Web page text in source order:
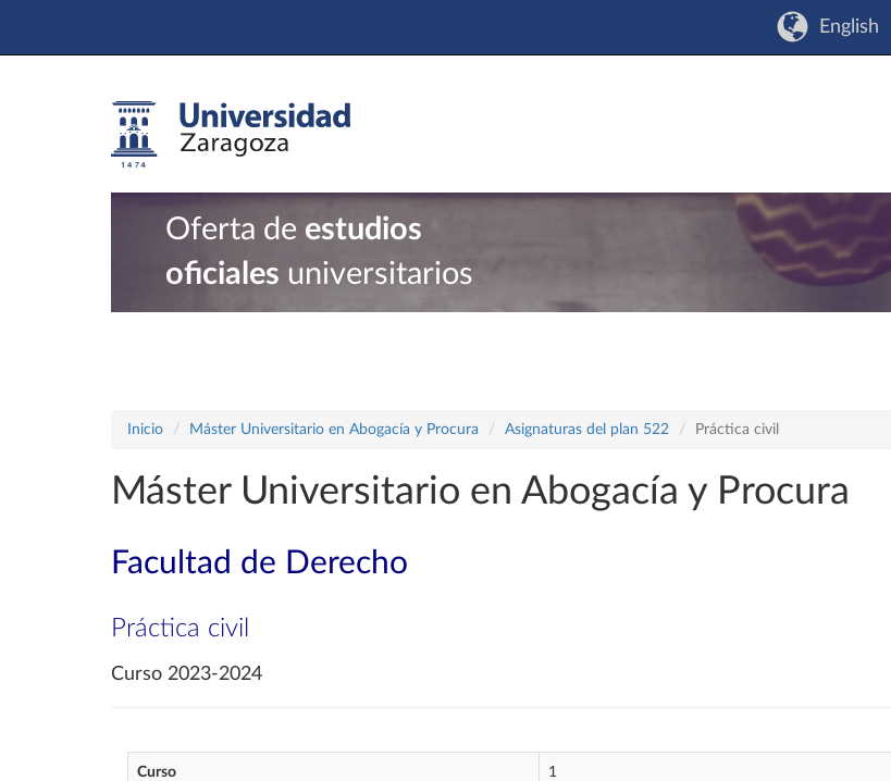
English
Oferta de estudios
oficiales universitarios
Inicio Máster Universitario en Abogacía y Procura Asignaturas del plan 522 Práctica civil
Máster Universitario en Abogacía y Procura
Facultad de Derecho
Práctica civil
Curso 2023-2024
Curso 1